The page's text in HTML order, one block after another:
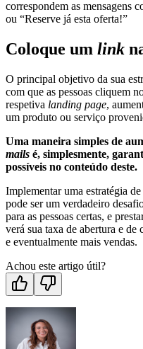
correspondem as mensagens
ou “Reserve já esta oferta!”
Coloque um link
O principal objetivo da sua
com que as pessoas cliquem
respetiva landing page,
um produto ou serviço
Uma maneira simples de
mails é, simplesmente,
possíveis no conteúdo deste.
Implementar uma estratégia de
pode ser um verdadeiro
para as pessoas certas, e
verá sua taxa de abertura e de
e eventualmente mais vendas.
Achou este artigo útil?